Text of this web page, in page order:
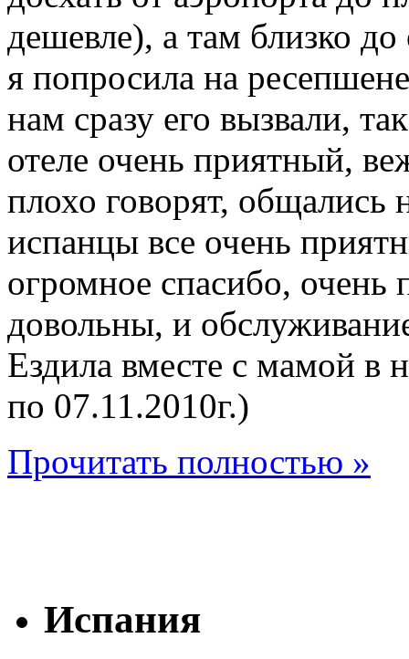
дешевле), а там близко
я попросила на
нам сразу его вызвали,
отеле очень приятный,
плохо говорят,
испанцы все очень
огромное спасибо, очень
довольны, и
Ездила вместе с мамой в
по 07.11.2010г.)
Прочитать полностью »
Испания